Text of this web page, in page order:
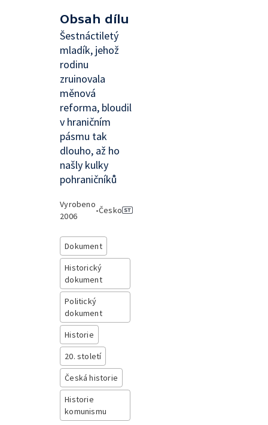
Obsah dílu
Šestnáctiletý
mladík, jehož
rodinu
zruinovala
měnová
reforma, bloudil
v hraničním
pásmu tak
dlouho, až ho
našly kulky
pohraničníků
Vyrobeno
2006
•Česko
Dokument
Historický
dokument
Politický
dokument
Historie
20. století
Česká historie
Historie
komunismu